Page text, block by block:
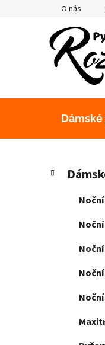
O nás
P
Přeskočit
kategorie
K
a